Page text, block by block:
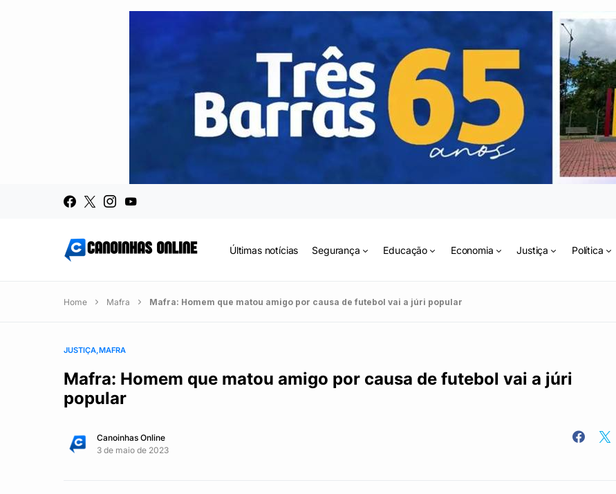
Últimas notícias Segurança Educação Economia Justiça Política
Home Mafra Mafra: Homem que matou amigo por causa de futebol vai a júri popular
JUSTIÇA MAFRA
Mafra: Homem que matou amigo por causa de futebol vai a júri
popular
Canoinhas Online
3 de maio de 2023